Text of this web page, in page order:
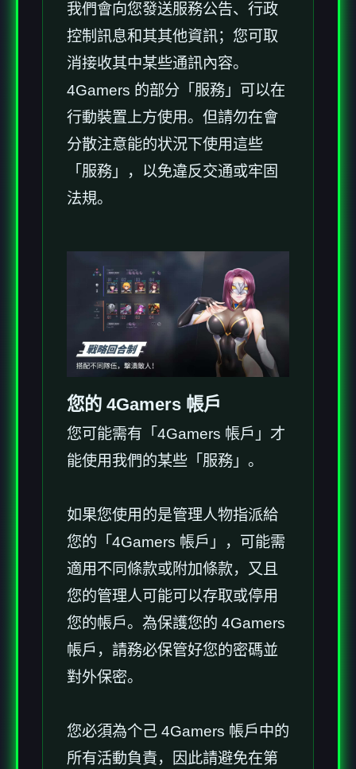
我們會向您發送服務公告、行政
控制訊息和其其他資訊；您可取
消接收其中某些通訊內容。
4Gamers 的部分「服務」可以在
行動裝置上方使用。但請勿在會
分散注意能的状況下使用這些
「服務」，以免違反交通或牢固
法規。
您的 4Gamers 帳戶
您可能需有「4Gamers 帳戶」才
能使用我們的某些「服務」。
如果您使用的是管理人物指派給
您的「4Gamers 帳戶」，可能需
適用不同條款或附加條款，又且
您的管理人可能可以存取或停用
您的帳戶。為保護您的 4Gamers
帳戶，請務必保管好您的密碼並
對外保密。
您必須為个己 4Gamers 帳戶中的
所有活動負責，因此請避免在第